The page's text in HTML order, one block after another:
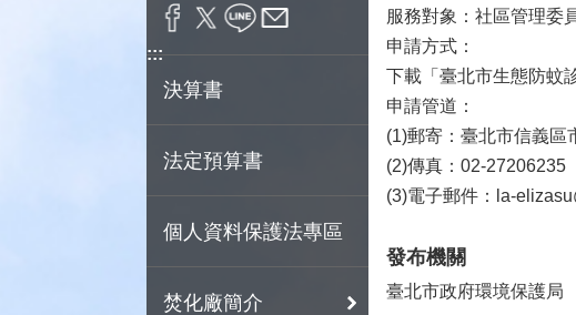
:::
決算書
法定預算書
個人資料保護法專區
焚化廠簡介
服務對象：社區管理委
申請方式：
下載「臺北市生態防蚊
申請管道：
(1)郵寄：臺北市信義區
(2)傳真：02-27206235
(3)電子郵件：la-
發布機關
臺北市政府環境保護局